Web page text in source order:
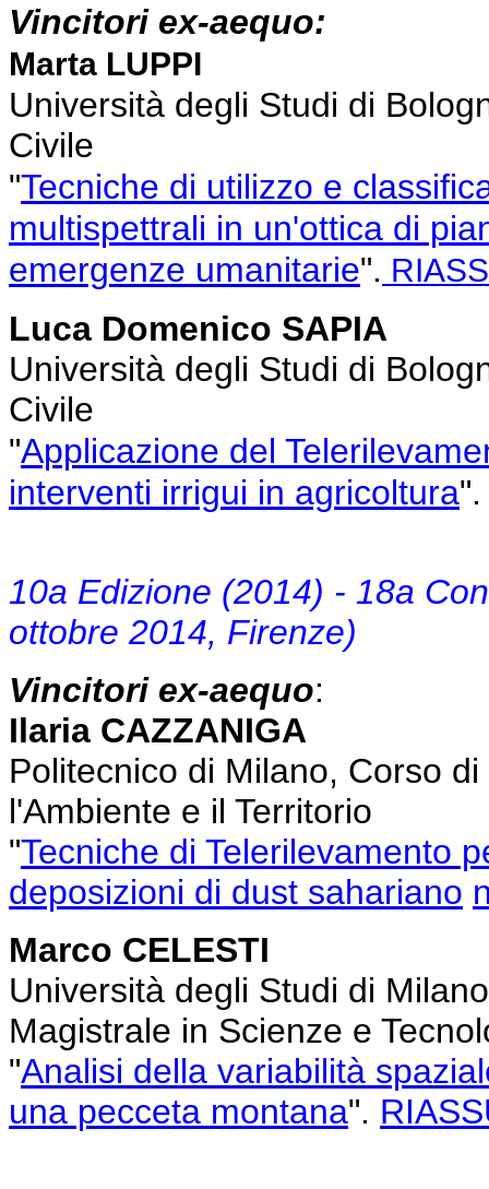
Vincitori ex-aequo:
Marta LUPPI
Università degli Studi di
Civile
"Tecniche di utilizzo e
multispettrali in un'ottica di
emergenze umanitarie".
Luca Domenico SAPIA
Università degli Studi di
Civile
"Applicazione del
interventi irrigui in agricoltura
10a Edizione (2014) - 18a
ottobre 2014, Firenze)
Vincitori ex-aequo:
Ilaria CAZZANIGA
Politecnico di Milano, Corso
l'Ambiente e il Territorio
"Tecniche di Telerilevamento
deposizioni di dust sahariano
Marco CELESTI
Università degli Studi di
Magistrale in Scienze e
"Analisi della variabilità
una pecceta montana".